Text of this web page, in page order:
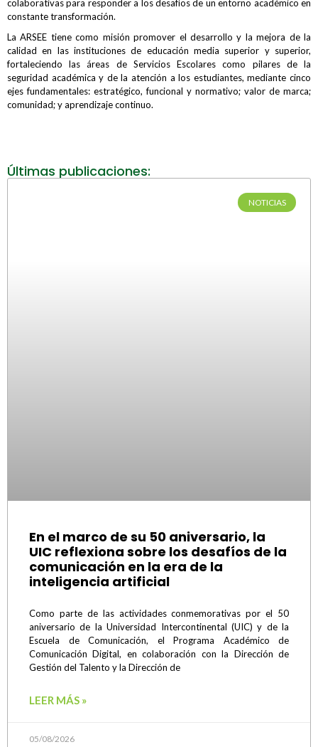
colaborativas para responder a los desafíos de un entorno académico en
constante transformación.
La ARSEE tiene como misión promover el desarrollo y la mejora de la
calidad en las instituciones de educación media superior y superior,
fortaleciendo las áreas de Servicios Escolares como pilares de la
seguridad académica y de la atención a los estudiantes, mediante cinco
ejes fundamentales: estratégico, funcional y normativo; valor de marca;
comunidad; y aprendizaje continuo.
Últimas publicaciones:
NOTICIAS
En el marco de su 50 aniversario, la
UIC reflexiona sobre los desafíos de la
comunicación en la era de la
inteligencia artificial
Como parte de las actividades conmemorativas por el 50
aniversario de la Universidad Intercontinental (UIC) y de la
Escuela de Comunicación, el Programa Académico de
Comunicación Digital, en colaboración con la Dirección de
Gestión del Talento y la Dirección de
LEER MÁS »
05/08/2026